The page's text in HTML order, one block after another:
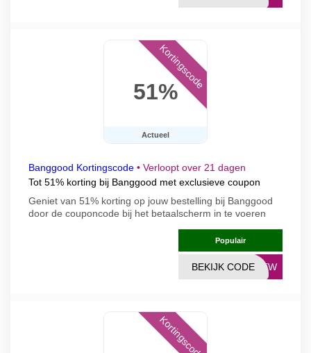
51%
Actueel
Kortingscode
Banggood Kortingscode • Verloopt over 21 dagen
Tot 51% korting bij Banggood met exclusieve coupon
Geniet van 51% korting op jouw bestelling bij Banggood
door de couponcode bij het betaalscherm in te voeren
Populair
1NEW
BEKIJK CODE
Kortingscode